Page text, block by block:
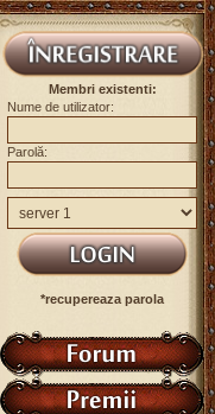
Membri existenti:
Nume de utilizator:
Parolă:
*recupereaza parola